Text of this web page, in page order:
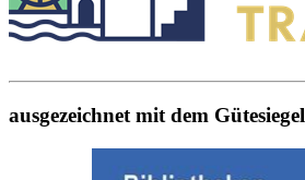
ausgezeichnet mit dem Gütesiegel